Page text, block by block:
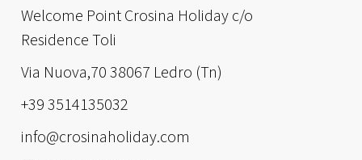
Welcome Point Crosina Holiday c/o
Residence Toli
Via Nuova,70 38067 Ledro (Tn)
+39 3514135032
info@crosinaholiday.com